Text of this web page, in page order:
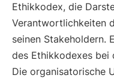
Ethikkodex, die
Verantwortlichkeiten
seinen Stakeholdern.
des Ethikkodexes bei
Die organisatorische